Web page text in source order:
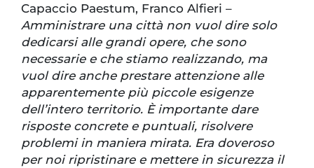
Capaccio Paestum, Franco Alfieri –
Amministrare una città non vuol dire solo
dedicarsi alle grandi opere, che sono
necessarie e che stiamo realizzando, ma
vuol dire anche prestare attenzione alle
apparentemente più piccole esigenze
dell’intero territorio. È importante dare
risposte concrete e puntuali, risolvere
problemi in maniera mirata. Era doveroso
per noi ripristinare e mettere in sicurezza il